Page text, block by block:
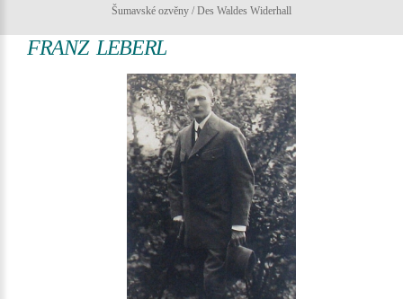
Šumavské ozvěny / Des Waldes Widerhall
FRANZ LEBERL